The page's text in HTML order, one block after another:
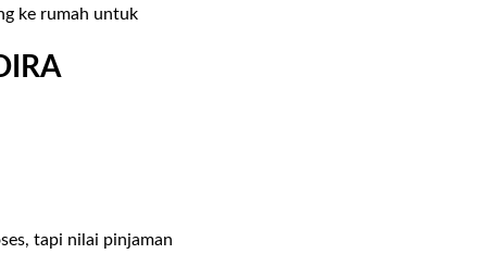
ke rumah untuk
tapi nilai pinjaman